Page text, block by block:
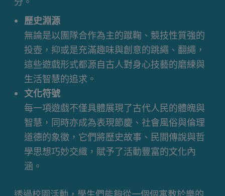
歷史淵源
無論是以團隊合作為主的蹴鞠、競技性質強的
投壺，抑或是充滿趣味與創意的跳繩、翻繩，
這些遊戲形式都源自古人對身心技藝的磨練與
生活智慧的追求。
文化符號
每一項遊戲不僅具體展現了古代人民的體魄與
智慧，同時亦成為表現節慶、社會風俗與倫理
道德的象徵，它們將歷史故事、民間傳說與哲
學思想巧妙交織，賦予了活動豐富的文化內
涵。